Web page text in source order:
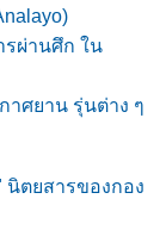
รผ่านศึก ใน
ศยาน รุ่นต่าง ๆ
นิตยสารของกอง